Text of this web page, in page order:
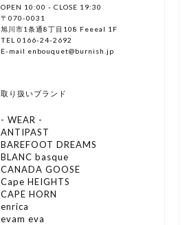
OPEN 10:00 - CLOSE 19:30
〒070-0031
旭川市1条通8丁目108 Feeeal 1F
TEL 0166-24-2692
E-mail enbouquet@burnish.jp
取り扱いブランド
- WEAR -
ANTIPAST
BAREFOOT DREAMS
BLANC basque
CANADA GOOSE
Cape HEIGHTS
CAPE HORN
enrica
evam eva